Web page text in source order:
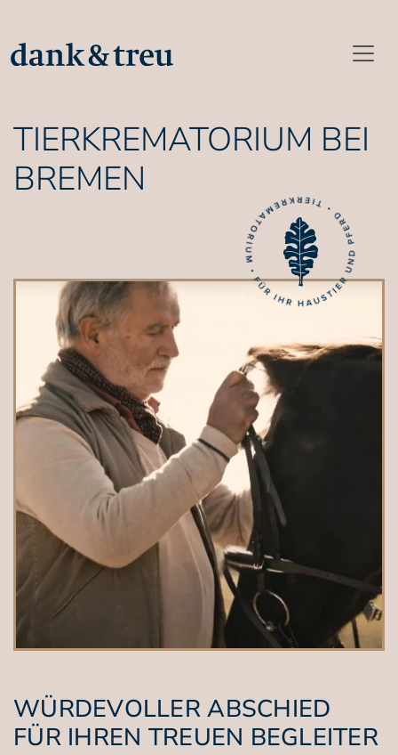
TIERKREMATORIUM BEI
BREMEN
WÜRDEVOLLER ABSCHIED
FÜR IHREN TREUEN BEGLEITER